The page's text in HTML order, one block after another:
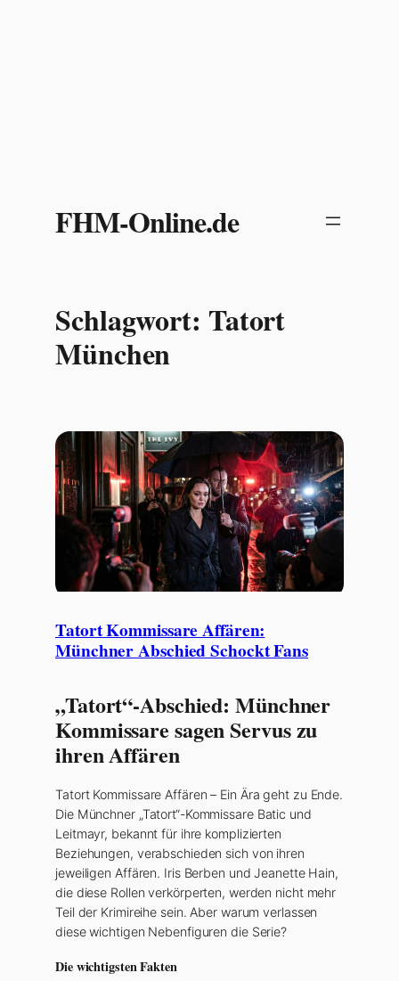
springenFHM-Online.de
Schlagwort: Tatort
München
Tatort Kommissare Affären:
Münchner Abschied Schockt Fans
„Tatort“-Abschied: Münchner
Kommissare sagen Servus zu
ihren Affären
Tatort Kommissare Affären – Ein Ära geht zu Ende.
Die Münchner „Tatort“-Kommissare Batic und
Leitmayr, bekannt für ihre komplizierten
Beziehungen, verabschieden sich von ihren
jeweiligen Affären. Iris Berben und Jeanette Hain,
die diese Rollen verkörperten, werden nicht mehr
Teil der Krimireihe sein. Aber warum verlassen
diese wichtigen Nebenfiguren die Serie?
Die wichtigsten Fakten